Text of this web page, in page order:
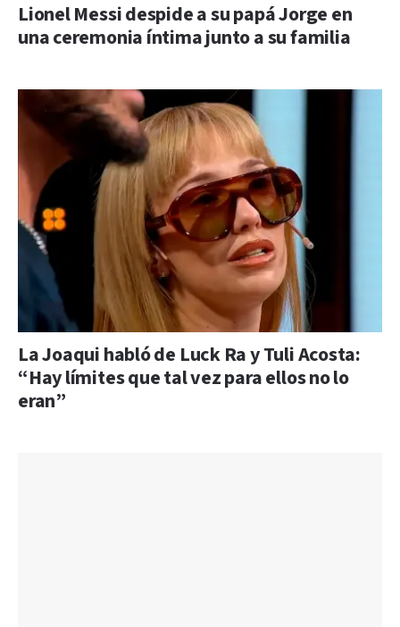
Lionel Messi despide a su papá Jorge en
una ceremonia íntima junto a su familia
La Joaqui habló de Luck Ra y Tuli Acosta:
“Hay límites que tal vez para ellos no lo
eran”